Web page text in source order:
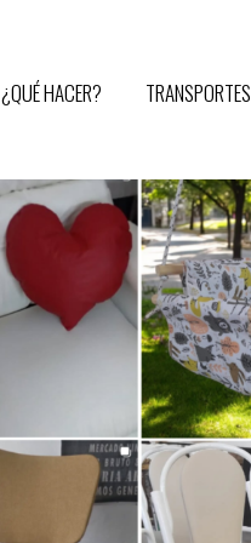
¿QUÉ HACER? TRANSPORTES